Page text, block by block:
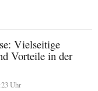
Vielseitige
Vorteile in der
Uhr